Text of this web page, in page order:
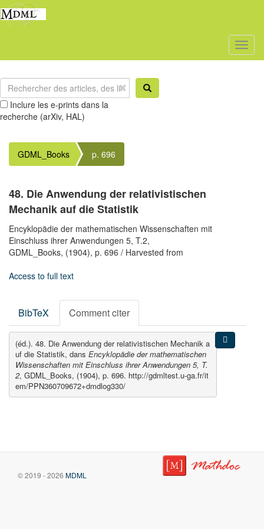
Inclure les e-prints dans la
recherche (arXiv, HAL)
GDML_Books p. 696
48. Die Anwendung der relativistischen
Mechanik auf die Statistik
Encyklopädie der mathematischen Wissenschaften mit
Einschluss ihrer Anwendungen 5, T.2,
GDML_Books, (1904), p. 696 / Harvested from
Access to full text
BibTeX Comment citer
(éd.). 48. Die Anwendung der relativistischen Mechanik a
uf die Statistik, dans Encyklopädie der mathematischen
Wissenschaften mit Einschluss ihrer Anwendungen 5, T.
2, GDML_Books, (1904), p. 696. http://gdmltest.u-ga.fr/it
em/PPN360709672+dmdlog330/
© 2019 - 2026 MDML